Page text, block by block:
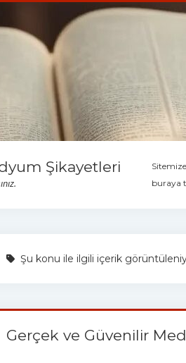
Şikayetleri
buraya
Şu konu ile ilgili içerik
Gerçek ve Güvenilir